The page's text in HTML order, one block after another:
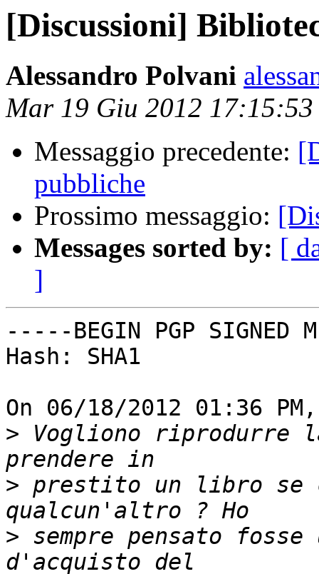
[Discussioni]
Alessandro Polvani
Mar 19 Giu 2012 17:15:53
Messaggio precedente:
pubbliche
Prossimo messaggio:
Messages sorted by: [
]
-----BEGIN PGP SIGNED
Hash: SHA1
On 06/18/2012 01:36
> Vogliono riprodurre
> prestito un libro
> sempre pensato